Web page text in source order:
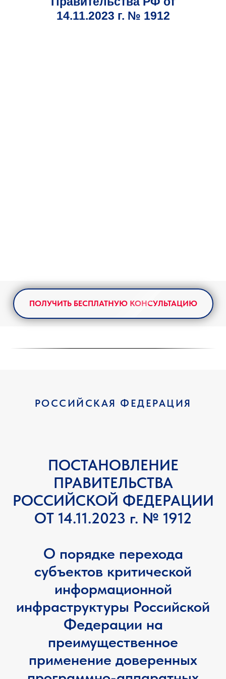
14.11.2023 г. № 1912
ПОЛУЧИТЬ БЕСПЛАТНУЮ КОНСУЛЬТАЦИЮ
РОССИЙСКАЯ ФЕДЕРАЦИЯ
ПОСТАНОВЛЕНИЕ
ПРАВИТЕЛЬСТВА
РОССИЙСКОЙ ФЕДЕРАЦИИ
ОТ 14.11.2023 г. № 1912
О порядке перехода
субъектов критической
информационной
инфраструктуры Российской
Федерации на
преимущественное
применение доверенных